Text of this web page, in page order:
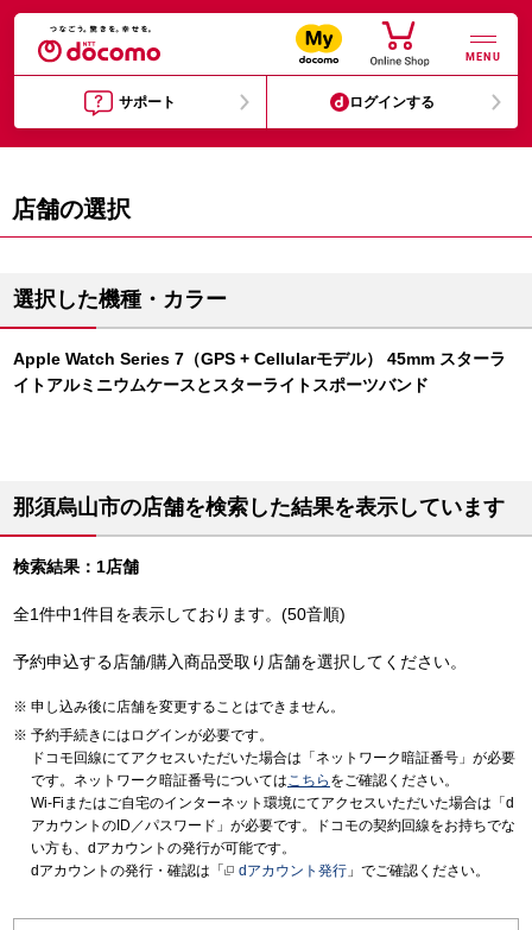
MENU
サポート ログインする
店舗の選択
選択した機種・カラー
Apple Watch Series 7（GPS + Cellularモデル） 45mm スターラ
イトアルミニウムケースとスターライトスポーツバンド
那須烏山市の店舗を検索した結果を表示しています
検索結果：1店舗
全1件中1件目を表示しております。(50音順)
予約申込する店舗/購入商品受取り店舗を選択してください。
申し込み後に店舗を変更することはできません。
予約手続きにはログインが必要です。
ドコモ回線にてアクセスいただいた場合は「ネットワーク暗証番号」が必要
です。ネットワーク暗証番号についてはこちら をご確認ください。
Wi-Fiまたはご自宅のインターネット環境にてアクセスいただいた場合は「d
アカウントのID／パスワード」が必要です。ドコモの契約回線をお持ちでな
い方も、dアカウントの発行が可能です。
dアカウントの発行・確認は「
dアカウント発行 」でご確認ください。